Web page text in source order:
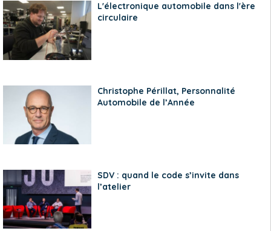
L'électronique automobile dans l'ère
circulaire
Christophe Périllat, Personnalité
Automobile de l’Année
SDV : quand le code s’invite dans
l’atelier